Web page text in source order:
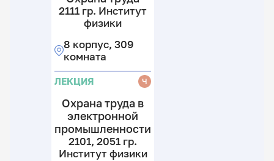
2111 гр. Институт
физики
8 корпус, 309
комната
ЛЕКЦИЯ Ч
Охрана труда в
электронной
промышленности
2101, 2051 гр.
Институт физики